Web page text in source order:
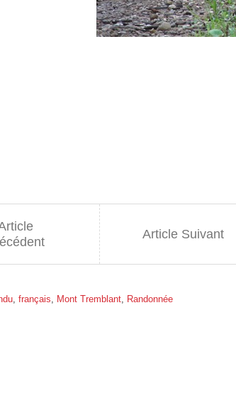
Article Suivant
, français, Mont Tremblant, Randonnée